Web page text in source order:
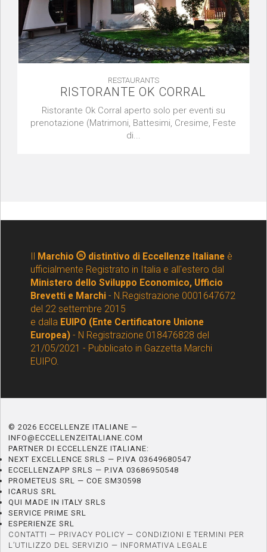
RESTAURANTS
RISTORANTE OK CORRAL
Ristorante Ok Corral aperto solo per eventi su
prenotazione (Matrimoni, Battesimi, Cresime, Feste
di...
Il Marchio distintivo di Eccellenze Italianeè
ufficialmente Registrato in Italia e all'estero dal
Ministero dello Sviluppo Economico, Ufficio
Brevetti e Marchi - N.Registrazione 0001647672
del 22 settembre 2015
e dalla EUIPO (Ente Certificatore Unione
Europea) - N Registrazione 018476828 del
21/05/2021 - Pubblicato in Gazzetta Marchi
EUIPO.
© 2026 ECCELLENZE ITALIANE —
INFO@ECCELLENZEITALIANE.COM
PARTNER DI ECCELLENZE ITALIANE:
NEXT EXCELLENCE SRLS — P.IVA 03649680547
ECCELLENZAPP SRLS — P.IVA 03686950548
PROMETEUS SRL — COE SM30598
ICARUS SRL
QUI MADE IN ITALY SRLS
SERVICE PRIME SRL
ESPERIENZE SRL
CONTATTI — PRIVACY POLICY — CONDIZIONI E TERMINI PER
L’UTILIZZO DEL SERVIZIO — INFORMATIVA LEGALE